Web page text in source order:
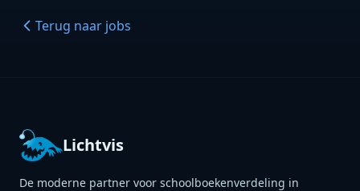
Terug naar jobs
Lichtvis
De moderne partner voor schoolboekenverdeling in